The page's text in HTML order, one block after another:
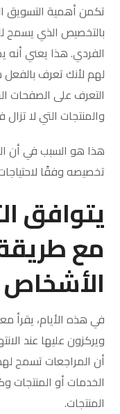
تكمن أهمية التسويق
بالتخصيص الذي يسمح
الفردي. هذا يعني أنه
لهم لأنك تعرف
التعرف على الصفحات
والمنتجات التي لا
هذا هو السبب في أن
تخصيصه وفقًا
يتوافق
مع
الأشخاص
في هذه الأيام، يقرأ
ويركزون عليها عند
أن المراجعات تسمح
الخدمات أو
المنتجات.